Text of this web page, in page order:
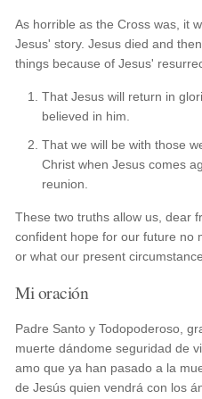
As horrible as the Cross was, it
Jesus' story. Jesus died and
things because of Jesus'
That Jesus will return in
believed in him.
That we will be with those
Christ when Jesus comes
reunion.
These two truths allow us, dear
confident hope for our future no
or what our present
Mi oración
Padre Santo y Todopoderoso,
muerte dándome seguridad de
amo que ya han pasado a la
de Jesús quien vendrá con los